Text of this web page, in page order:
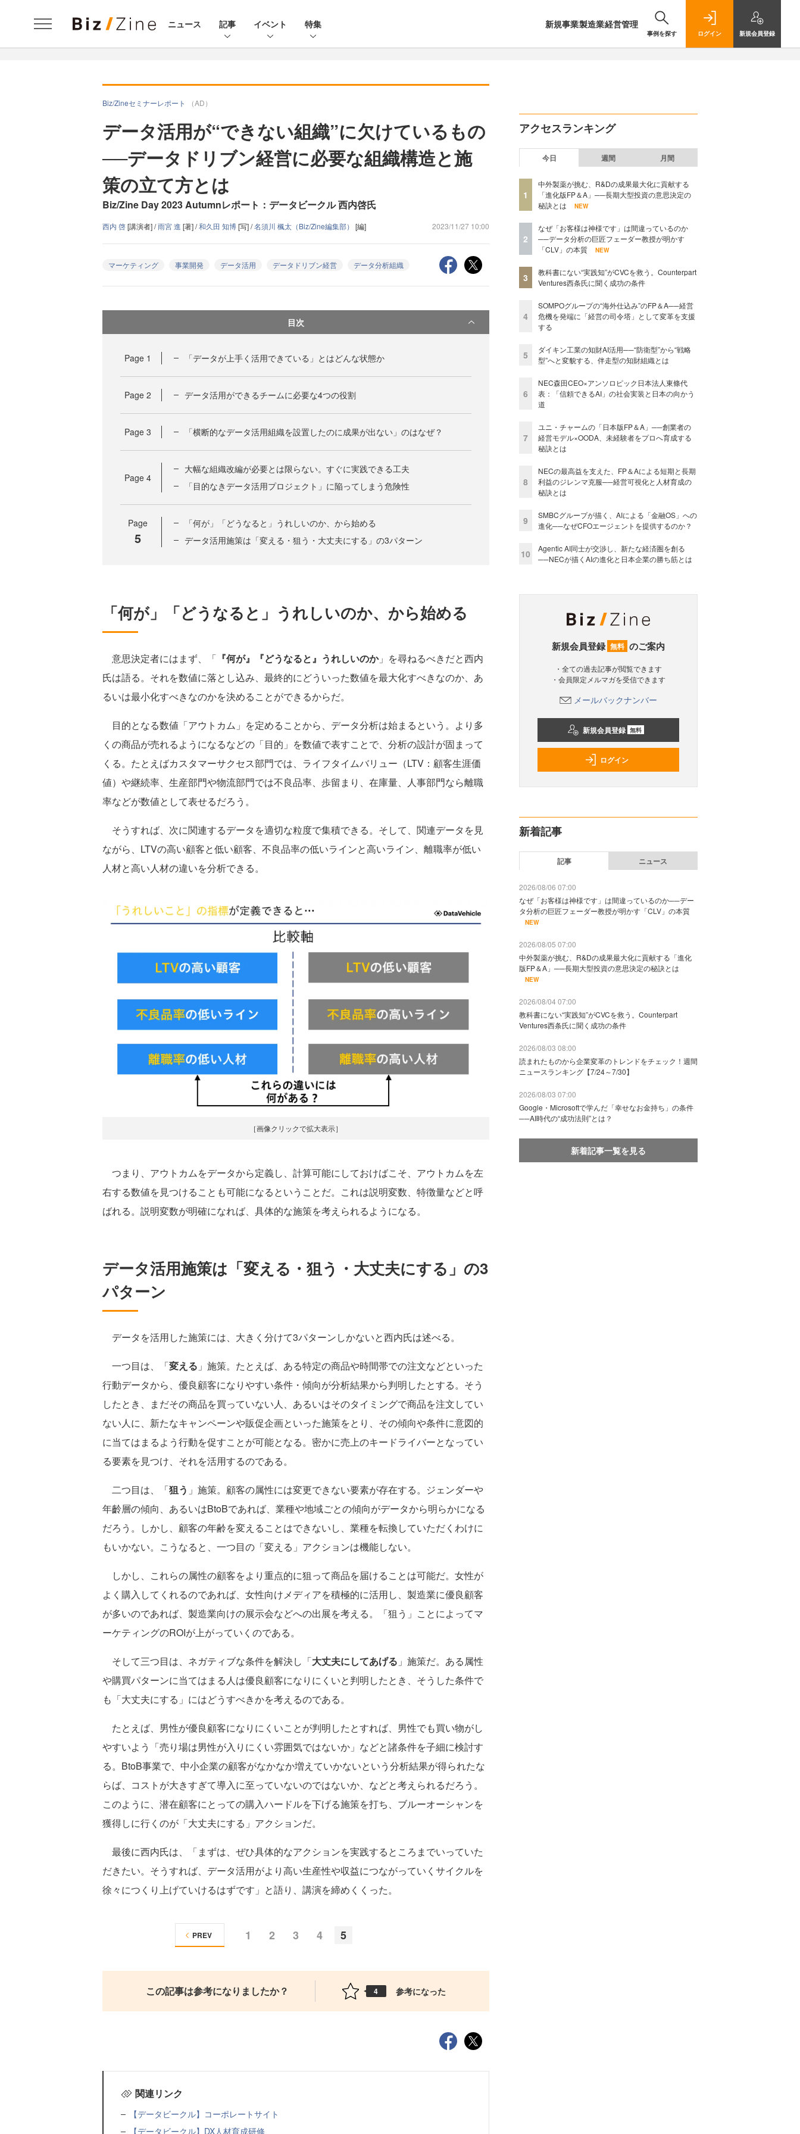
ニュース 記事 イベント 特集 新規事業製造業経営管理
事例を探す ログイン 新規会員登録
Biz/Zineセミナーレポート （AD）
データ活用が“できない組織”に欠けているもの
──データドリブン経営に必要な組織構造と施
策の立て方とは
Biz/Zine Day 2023 Autumnレポート：データビークル 西内啓氏
西内 啓[講演者] /雨宮 進 [著] /和久田 知博[写] /名須川 楓太（Biz/Zine編集部） [編] 2023/11/27 10:00
マーケティング 事業開発 データ活用 データドリブン経営 データ分析組織
目次
Page 1 「データが上手く活用できている」とはどんな状態か
Page 2 データ活用ができるチームに必要な4つの役割
Page 3 「横断的なデータ活用組織を設置したのに成果が出ない」のはなぜ？
Page 4
大幅な組織改編が必要とは限らない。すぐに実践できる工夫
「目的なきデータ活用プロジェクト」に陥ってしまう危険性
Page
5
「何が」「どうなると」うれしいのか、から始める
データ活用施策は「変える・狙う・大丈夫にする」の3パターン
「何が」「どうなると」うれしいのか、から始める
意思決定者にはまず、「 『何が』『どうなると』うれしいのか」を尋ねるべきだと西内
氏は語る。それを数値に落とし込み、最終的にどういった数値を最大化すべきなのか、あ
るいは最小化すべきなのかを決めることができるからだ。
目的となる数値「アウトカム」を定めることから、データ分析は始まるという。より多
くの商品が売れるようになるなどの「目的」を数値で表すことで、分析の設計が固まって
くる。たとえばカスタマーサクセス部門では、ライフタイムバリュー（LTV：顧客生涯価
値）や継続率、生産部門や物流部門では不良品率、歩留まり、在庫量、人事部門なら離職
率などが数値として表せるだろう。
そうすれば、次に関連するデータを適切な粒度で集積できる。そして、関連データを見
ながら、LTVの高い顧客と低い顧客、不良品率の低いラインと高いライン、離職率が低い
人材と高い人材の違いを分析できる。
［画像クリックで拡大表示］
つまり、アウトカムをデータから定義し、計算可能にしておけばこそ、アウトカムを左
右する数値を見つけることも可能になるということだ。これは説明変数、特徴量などと呼
ばれる。説明変数が明確になれば、具体的な施策を考えられるようになる。
データ活用施策は「変える・狙う・大丈夫にする」の3
パターン
データを活用した施策には、大きく分けて3パターンしかないと西内氏は述べる。
一つ目は、「変える 」施策。たとえば、ある特定の商品や時間帯での注文などといった
行動データから、優良顧客になりやすい条件・傾向が分析結果から判明したとする。そう
したとき、まだその商品を買っていない人、あるいはそのタイミングで商品を注文してい
ない人に、新たなキャンペーンや販促企画といった施策をとり、その傾向や条件に意図的
に当てはまるよう行動を促すことが可能となる。密かに売上のキードライバーとなってい
る要素を見つけ、それを活用するのである。
二つ目は、「狙う 」施策。顧客の属性には変更できない要素が存在する。ジェンダーや
年齡層の傾向、あるいはBtoBであれば、業種や地域ごとの傾向がデータから明らかになる
だろう。しかし、顧客の年齢を変えることはできないし、業種を転換していただくわけに
もいかない。こうなると、一つ目の「変える」アクションは機能しない。
しかし、これらの属性の顧客をより重点的に狙って商品を届けることは可能だ。女性が
よく購入してくれるのであれば、女性向けメディアを積極的に活用し、製造業に優良顧客
が多いのであれば、製造業向けの展示会などへの出展を考える。「狙う」ことによってマ
ーケティングのROIが上がっていくのである。
そして三つ目は、ネガティブな条件を解決し「大丈夫にしてあげる 」施策だ。ある属性
や購買パターンに当てはまる人は優良顧客になりにくいと判明したとき、そうした条件で
も「大丈夫にする」にはどうすべきかを考えるのである。
たとえば、男性が優良顧客になりにくいことが判明したとすれば、男性でも買い物がし
やすいよう「売り場は男性が入りにくい雰囲気ではないか」などと諸条件を子細に検討す
る。BtoB事業で、中小企業の顧客がなかなか増えていかないという分析結果が得られたな
らば、コストが大きすぎて導入に至っていないのではないか、などと考えられるだろう。
このように、潜在顧客にとっての購入ハードルを下げる施策を打ち、ブルーオーシャンを
獲得しに行くのが「大丈夫にする」アクションだ。
最後に西内氏は、「まずは、ぜひ具体的なアクションを実践するところまでいっていた
だきたい。そうすれば、データ活用がより高い生産性や収益につながっていくサイクルを
徐々につくり上げていけるはずです」と語り、講演を締めくくった。
1 2 3 4 5
PREV
この記事は参考になりましたか？ 4 参考になった
関連リンク
【データビークル】コーポレートサイト
【データビークル】DX人材育成研修
アクセスランキング
今日 週間 月間
1
中外製薬が挑む、R&Dの成果最大化に貢献する
「進化版FP＆A」──長期大型投資の意思決定の
秘訣とは
NEW
2
なぜ「お客様は神様です」は間違っているのか
──データ分析の巨匠フェーダー教授が明かす
「CLV」の本質
NEW
3
教科書にない“実践知”がCVCを救う。Counterpart
Ventures西条氏に聞く成功の条件
4
SOMPOグループの“海外仕込み”のFP＆A──経営
危機を発端に「経営の司令塔」として変革を支援
する
5
ダイキン工業の知財AI活用──“防衛型”から“戦略
型”へと変貌する、伴走型の知財組織とは
6
NEC森田CEO×アンソロピック日本法人東條代
表：「信頼できるAI」の社会実装と日本の向かう
道
7
ユニ・チャームの「日本版FP＆A」──創業者の
経営モデル×OODA、未経験者をプロへ育成する
秘訣とは
8
NECの最高益を支えた、FP＆Aによる短期と長期
利益のジレンマ克服──経営可視化と人材育成の
秘訣とは
9
SMBCグループが描く、AIによる「金融OS」への
進化──なぜCFOエージェントを提供するのか？
10
Agentic AI同士が交渉し、新たな経済圏を創る
──NECが描くAIの進化と日本企業の勝ち筋とは
新規会員登録 無料 のご案内
・全ての過去記事が閲覧できます
・会員限定メルマガを受信できます
メールバックナンバー
新規会員登録 無料
ログイン
新着記事
記事 ニュース
2026/08/06 07:00
なぜ「お客様は神様です」は間違っているのか──デー
タ分析の巨匠フェーダー教授が明かす「CLV」の本質
NEW
2026/08/05 07:00
中外製薬が挑む、R&Dの成果最大化に貢献する「進化
版FP＆A」──長期大型投資の意思決定の秘訣とは
NEW
2026/08/04 07:00
教科書にない“実践知”がCVCを救う。Counterpart
Ventures西条氏に聞く成功の条件
2026/08/03 08:00
読まれたものから企業変革のトレンドをチェック！週間
ニュースランキング【7/24～7/30】
2026/08/03 07:00
Google・Microsoftで学んだ「幸せなお金持ち」の条件
──AI時代の“成功法則”とは？
新着記事一覧を見る